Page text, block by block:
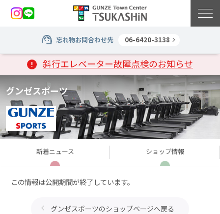
斜行エレベーター故障点検のお知らせ
忘れ物お問合わせ先 06-6420-3138
グンゼスポーツ
新着ニュース ショップ情報
この情報は公開期間が終了しています。
グンゼスポーツのショップページへ戻る